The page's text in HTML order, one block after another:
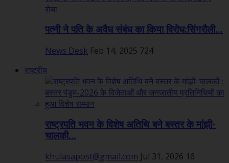
पत्नी ने पति के अवैध संबंध का किया विरोध:सिंगरौली...
News Desk Feb 14, 2025 724
राष्ट्रीय
राष्ट्रपति भवन के विशेष अतिथि बने बस्तर के मांझी-
चालकी...
khulasapost@gmail.com Jul 31, 2026 16